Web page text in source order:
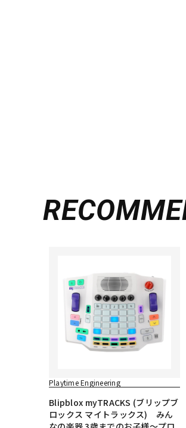
Playtime Engineering
Blipblox myTRACKS (ブリップブ
ロックス マイトラックス) みん